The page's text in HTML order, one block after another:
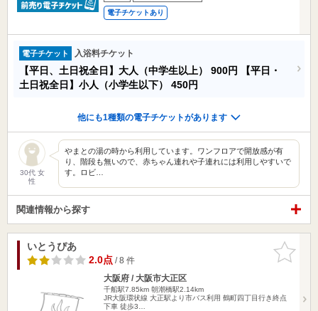
電子チケットあり
電子チケット 入浴料チケット
【平日、土日祝全日】大人（中学生以上） 900円
【平日・
土日祝全日】小人（小学生以下） 450円
他にも1種類の電子チケットがあります
30代 女
性
やまとの湯の時から利用しています。ワンフロアで開放感が有
り、階段も無いので、赤ちゃん連れや子連れには利用しやすいで
す。ロビ…
関連情報から探す
お気に入
りに追加
いとうぴあ
2.0点/ 8 件
大阪府 / 大阪市大正区
千船駅7.85km 朝潮橋駅2.14km
JR大阪環状線 大正駅より市バス利用 鶴町四丁目行き終点
下車 徒歩3…